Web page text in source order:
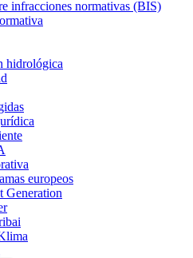
infracciones normativas (BIS)
hidrológica
europeos
Generation